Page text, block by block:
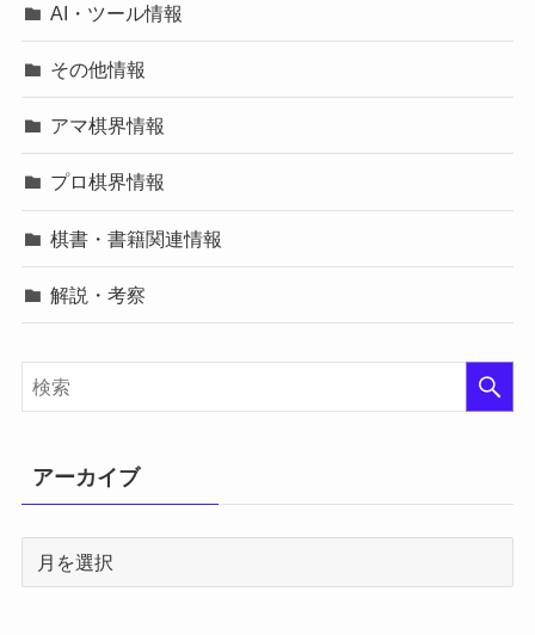
AI・ツール情報
その他情報
アマ棋界情報
プロ棋界情報
棋書・書籍関連情報
解説・考察
アーカイブ